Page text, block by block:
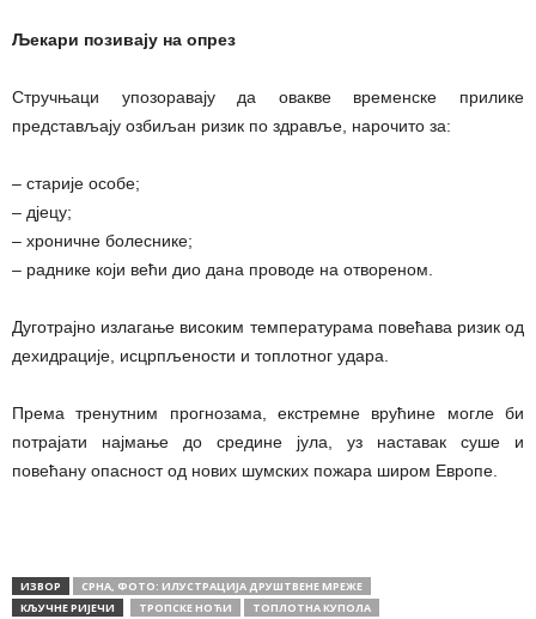
Љекари позивају на опрез
Стручњаци упозоравају да овакве временске прилике
представљају озбиљан ризик по здравље, нарочито за:
– старије особе;
– дјецу;
– хроничне болеснике;
– раднике који већи дио дана проводе на отвореном.
Дуготрајно излагање високим температурама повећава ризик од
дехидрације, исцрпљености и топлотног удара.
Према тренутним прогнозама, екстремне врућине могле би
потрајати најмање до средине јула, уз наставак суше и
повећану опасност од нових шумских пожара широм Европе.
ИЗВОР
СРНА, ФОТО: ИЛУСТРАЦИЈА ДРУШТВЕНЕ МРЕЖЕ
КЉУЧНЕ РИЈЕЧИ
ТРОПСКЕ НОЋИ
ТОПЛОТНА КУПОЛА